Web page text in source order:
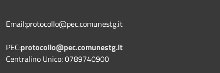
Email:protocollo@pec.comunestg.it
PEC:protocollo@pec.comunestg.it
Centralino Unico: 0789740900